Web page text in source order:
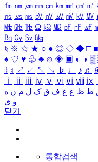
㎙ ㎚ ㎛ ㎜ ㎝ ㎞ ㎟ ㎠ ㎡
㎱ ㎲ ㎳ ㎴ ㎵ ㎶ ㎷ ㎸ ㎹
㎒ ㎓ ㎔ Ω ㏀ ㏁ ㎊ ㎋ ㎌
㏃ ㏉ ㏜ ㏆
§ ※ ☆ ★ ○ ● ◎ ◇ ◆ □ ■
♠ ♡ ♥ ♧ ♣ ⊙ ◈ ▣ ◐ ◑ ▒
‡ ↕ ↗ ↙ ↖ ↘ ♭ ♩ ♪ ♬
ⅰ
ⅱ ⅲ ⅳ ⅴ ⅵ ⅶ ⅷ ⅸ
ط ظ ع غ ف ق ک ل م ن ه
و ی
닫기
통합검색